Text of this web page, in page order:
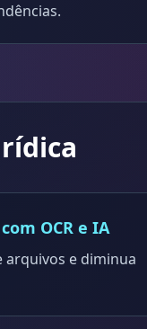
OCR e IA
arquivos e diminua